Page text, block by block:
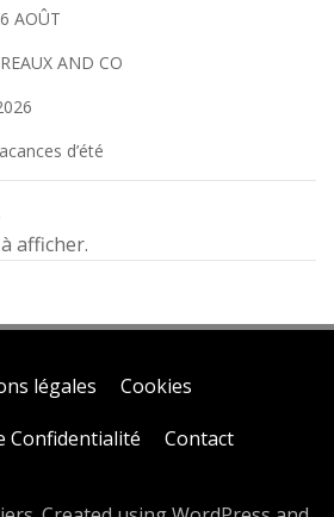
AOÛT
AND CO
d’été
afficher.
légales
Cookies
Confidentialité
Contact